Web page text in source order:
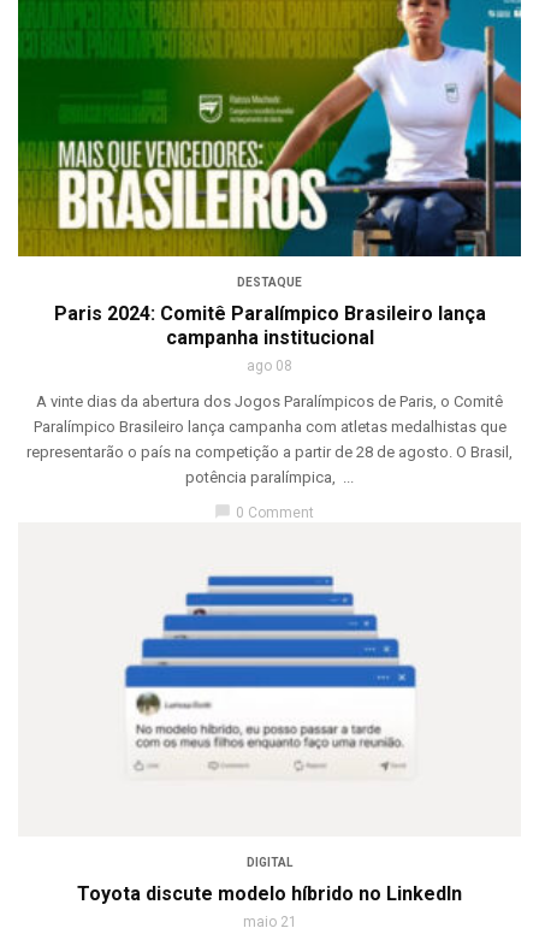
DESTAQUE
Paris 2024: Comitê Paralímpico Brasileiro lança
campanha institucional
ago 08
A vinte dias da abertura dos Jogos Paralímpicos de Paris, o Comitê
Paralímpico Brasileiro lança campanha com atletas medalhistas que
representarão o país na competição a partir de 28 de agosto. O Brasil,
potência paralímpica, ...
0 Comment
DIGITAL
Toyota discute modelo híbrido no LinkedIn
maio 21